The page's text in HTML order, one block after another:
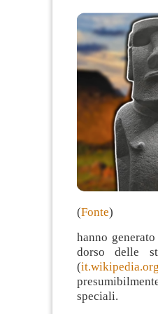
(Fonte)
hanno
dorso delle
(
speciali.